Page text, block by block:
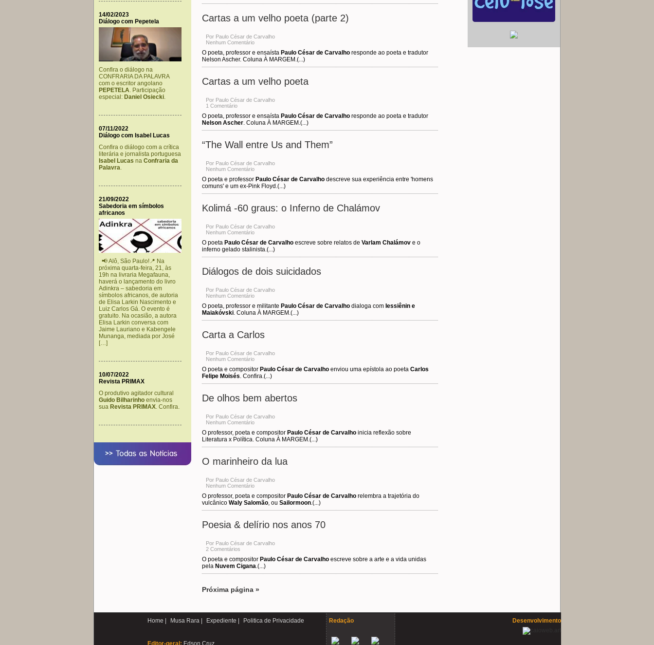
14/02/2023
Diálogo com Pepetela
Confira o diálogo na
CONFRARIA DA PALAVRA
com o escritor angolano
PEPETELA. Participação
especial: Daniel Osiecki.
07/11/2022
Diálogo com Isabel Lucas
Confira o diálogo com a crítica
literária e jornalista portuguesa
Isabel Lucas na Confraria da
Palavra.
21/09/2022
Sabedoria em símbolos
africanos
📢 Alô, São Paulo!📍 Na
próxima quarta-feira, 21, às
19h na livraria Megafauna,
haverá o lançamento do livro
Adinkra – sabedoria em
símbolos africanos, de autoria
de Elisa Larkin Nascimento e
Luiz Carlos Gá. O evento é
gratuito. Na ocasião, a autora
Elisa Larkin conversa com
Jaime Lauriano e Kabengele
Munanga, mediada por José
[…]
10/07/2022
Revista PRIMAX
O produtivo agitador cultural
Guido Bilharinho envia-nos
sua Revista PRIMAX. Confira.
Cartas a um velho poeta (parte 2)
Por Paulo César de Carvalho
Nenhum Comentário
O poeta, professor e ensaísta Paulo César de Carvalho responde ao poeta e tradutor
Nelson Ascher. Coluna À MARGEM.(...)
Cartas a um velho poeta
Por Paulo César de Carvalho
1 Comentário
O poeta, professor e ensaísta Paulo César de Carvalho responde ao poeta e tradutor
Nelson Ascher. Coluna À MARGEM.(...)
“The Wall entre Us and Them”
Por Paulo César de Carvalho
Nenhum Comentário
O poeta e professor Paulo César de Carvalho descreve sua experiência entre 'homens
comuns' e um ex-Pink Floyd.(...)
Kolimá -60 graus: o Inferno de Chalámov
Por Paulo César de Carvalho
Nenhum Comentário
O poeta Paulo César de Carvalho escreve sobre relatos de Varlam Chalámov e o
inferno gelado stalinista.(...)
Diálogos de dois suicidados
Por Paulo César de Carvalho
Nenhum Comentário
O poeta, professor e militante Paulo César de Carvalho dialoga com Iessiênin e
Maiakóvski. Coluna À MARGEM.(...)
Carta a Carlos
Por Paulo César de Carvalho
Nenhum Comentário
O poeta e compositor Paulo César de Carvalho enviou uma epístola ao poeta Carlos
Felipe Moisés. Confira.(...)
De olhos bem abertos
Por Paulo César de Carvalho
Nenhum Comentário
O professor, poeta e compositor Paulo César de Carvalho inicia reflexão sobre
Literatura x Política. Coluna À MARGEM.(...)
O marinheiro da lua
Por Paulo César de Carvalho
Nenhum Comentário
O professor, poeta e compositor Paulo César de Carvalho relembra a trajetória do
vulcânico Waly Salomão, ou Sailormoon.(...)
Poesia & delírio nos anos 70
Por Paulo César de Carvalho
2 Comentários
O poeta e compositor Paulo César de Carvalho escreve sobre a arte e a vida unidas
pela Nuvem Cigana.(...)
Próxima página »
Home | Musa Rara | Expediente | Politica de Privacidade
Editor-geral: Edson Cruz
Redação Desenvolvimento